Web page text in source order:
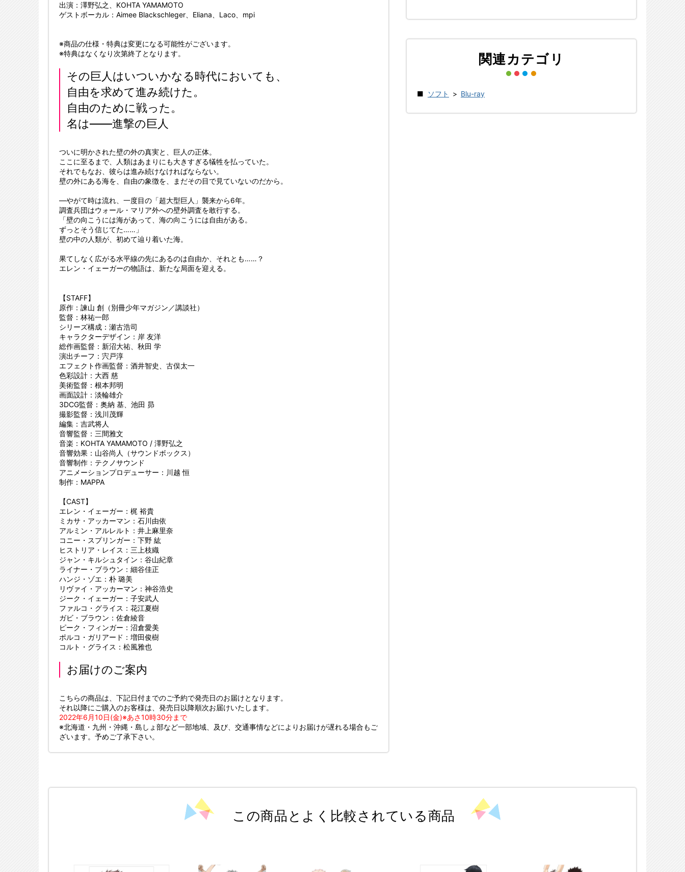
出演：澤野弘之、KOHTA YAMAMOTO
ゲストボーカル：Aimee Blackschleger、Eliana、Laco、mpi
※商品の仕様・特典は変更になる可能性がございます。
※特典はなくなり次第終了となります。
その巨人はいついかなる時代においても、
自由を求めて進み続けた。
自由のために戦った。
名は――進撃の巨人
ついに明かされた壁の外の真実と、巨人の正体。
ここに至るまで、人類はあまりにも大きすぎる犠牲を払っていた。
それでもなお、彼らは進み続けなければならない。
壁の外にある海を、自由の象徴を、まだその目で見ていないのだから。
—やがて時は流れ、一度目の「超大型巨人」襲来から6年。
調査兵団はウォール・マリア外への壁外調査を敢行する。
「壁の向こうには海があって、海の向こうには自由がある。
ずっとそう信じてた……」
壁の中の人類が、初めて辿り着いた海。
果てしなく広がる水平線の先にあるのは自由か、それとも……？
エレン・イェーガーの物語は、新たな局面を迎える。
【STAFF】
原作：諫山 創（別冊少年マガジン／講談社）
監督：林祐一郎
シリーズ構成：瀬古浩司
キャラクターデザイン：岸 友洋
総作画監督：新沼大祐、秋田 学
演出チーフ：宍戸淳
エフェクト作画監督：酒井智史、古俣太一
色彩設計：大西 慈
美術監督：根本邦明
画面設計：淡輪雄介
3DCG監督：奥納 基、池田 昴
撮影監督：浅川茂輝
編集：吉武将人
音響監督：三間雅文
音楽：KOHTA YAMAMOTO / 澤野弘之
音響効果：山谷尚人（サウンドボックス）
音響制作：テクノサウンド
アニメーションプロデューサー：川越 恒
制作：MAPPA
【CAST】
エレン・イェーガー：梶 裕貴
ミカサ・アッカーマン：石川由依
アルミン・アルレルト：井上麻里奈
コニー・スプリンガー：下野 紘
ヒストリア・レイス：三上枝織
ジャン・キルシュタイン：谷山紀章
ライナー・ブラウン：細谷佳正
ハンジ・ゾエ：朴 璐美
リヴァイ・アッカーマン：神谷浩史
ジーク・イェーガー：子安武人
ファルコ・グライス：花江夏樹
ガビ・ブラウン：佐倉綾音
ピーク・フィンガー：沼倉愛美
ポルコ・ガリアード：増田俊樹
コルト・グライス：松風雅也
お届けのご案内
こちらの商品は、下記日付までのご予約で発売日のお届けとなります。
それ以降にご購入のお客様は、発売日以降順次お届けいたします。
2022年6月10日(金)※あさ10時30分まで
※北海道・九州・沖縄・島しょ部など一部地域、及び、交通事情などによりお届けが遅れる場合もご
ざいます。予めご了承下さい。
関連カテゴリ
ソフト > Blu-ray
この商品とよく比較されている商品